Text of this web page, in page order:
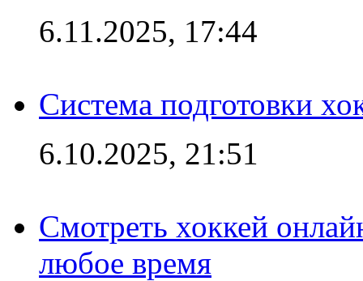
6.11.2025, 17:44
Система подготовки
6.10.2025, 21:51
Смотреть хоккей
любое время